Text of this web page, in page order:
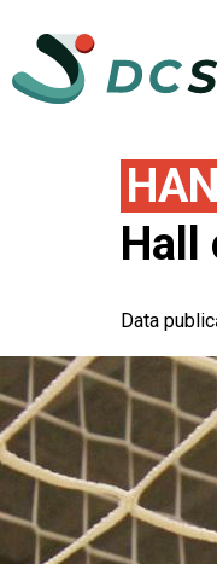
Hall
Data